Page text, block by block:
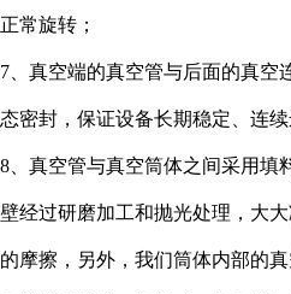
正常旋转；
7、真空端的真空管与后面的真空
态密封，保证设备长期稳定、连续
8、真空管与真空筒体之间采用填
壁经过研磨加工和抛光处理，大
的摩擦，另外，我们筒体内部的